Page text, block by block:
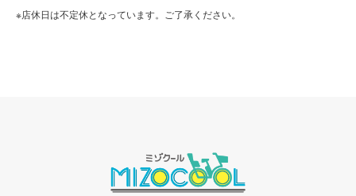
※店休日は不定休となっています。ご了承ください。